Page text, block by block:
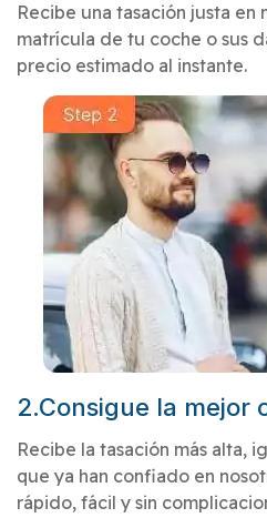
Recibe una tasación justa en
matrícula de tu coche o sus
precio estimado al instante.
2.Consigue la mejor
Recibe la tasación más alta,
que ya han confiado en
rápido, fácil y sin